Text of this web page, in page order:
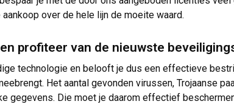
over de hele lijn de moeite waard.
profiteer van de nieuwste
technologie en belooft je dus een effectieve
Het aantal gevonden virussen, Trojaanse
gegevens. Die moet je daarom effectief